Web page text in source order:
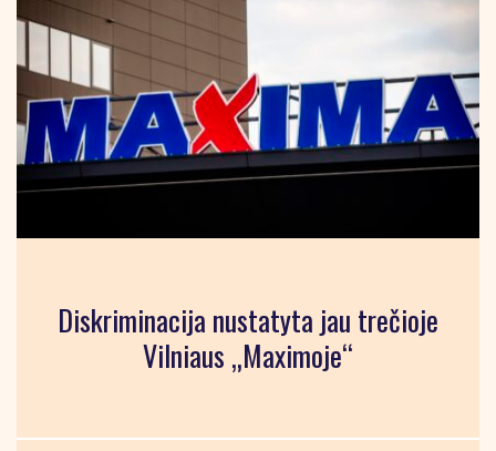
Diskriminacija nustatyta jau trečioje
Vilniaus „Maximoje“